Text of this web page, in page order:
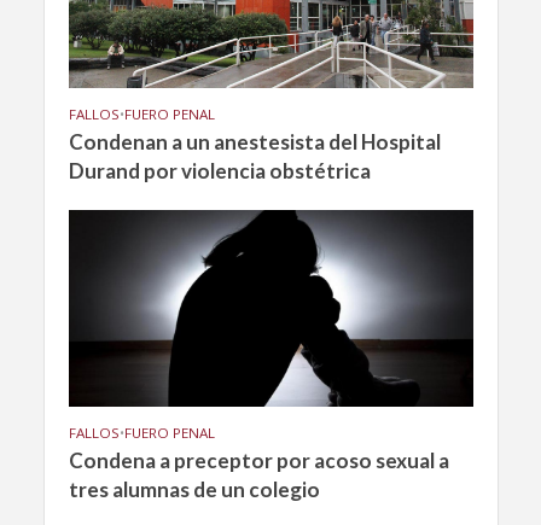
FALLOS•FUERO PENAL
Condenan a un anestesista del Hospital
Durand por violencia obstétrica
FALLOS•FUERO PENAL
Condena a preceptor por acoso sexual a
tres alumnas de un colegio